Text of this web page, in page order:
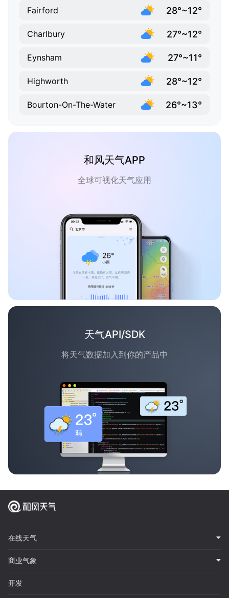
Fairford 28°~12°
Charlbury 27°~12°
Eynsham 27°~11°
Highworth 28°~12°
Bourton-On-The-Water 26°~13°
和风天气APP
全球可视化天气应用
天气API/SDK
将天气数据加入到你的产品中
在线天气
商业气象
开发